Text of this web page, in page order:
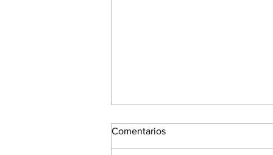
Comentarios